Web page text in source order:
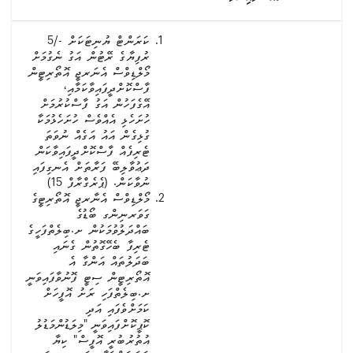
ކަރަންޓް ޔުނިޓަކަށް -/5
ރުފިޔާގެ ރޭޓުން އަގު ނެގުމަށް
މޯލްޑިވްސް އެނަރޖީ އޮތޯރިޓީން
ފާސްކޮށްދީފައިވާކަމާއި،
އޭގެފަހުން އަގު ފާސްކުރުމަށް
ހުށަހެޅި އެއްވެސް ހުށަހެޅުމަކާ
ގުޅިގެން އައު އަގެއް ނުވަތަ
ޓެރިފެއް ފާސްކޮށްދީފައިވާކަން
ދަޢުވާލިބޭ ފަރާތަށް އެނގިފައި
ނުވާކަން. (ޕެރެގްރާފް 15)
މޯލްޑިވްސް އެނާރޖީ އޮތޯރިޓީގެ
ގަވަރނިންގ ބޯޑުގެ
ބައްދަލުވުމަކުން ށ.ބިލެތްފަހީގެ
ޓެރިފާ ބެހޭގޮތުން ގެނައި
ބަދަލުތައް އަންގާ އެ
އޮތޯރިޓީން ސިޓީ ފޮނުވާފައިވަނީ
ށ.ބިލެތްފަހި ރަށު އޮފީހަށް
ކަމަށްވެފައި އަދި
ކޮޕީކޮށްފައިވަނީ "މިލަޑުންމަޑުލު
އުތުރުބުރީ އޮފީސް" ކިޔާ